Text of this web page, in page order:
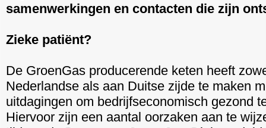
samenwerkingen en contacten die zijn
Zieke patiënt?
De GroenGas producerende keten heeft
Nederlandse als aan Duitse zijde te maken
uitdagingen om bedrijfseconomisch gezond
Hiervoor zijn een aantal oorzaken aan te